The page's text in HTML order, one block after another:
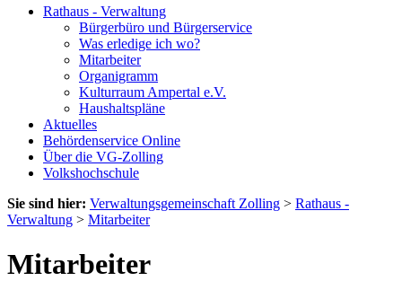
Rathaus - Verwaltung
Bürgerbüro und Bürgerservice
Was erledige ich wo?
Mitarbeiter
Organigramm
Kulturraum Ampertal e.V.
Haushaltspläne
Aktuelles
Behördenservice Online
Über die VG-Zolling
Volkshochschule
Sie sind hier: Verwaltungsgemeinschaft Zolling > Rathaus -
Verwaltung > Mitarbeiter
Mitarbeiter